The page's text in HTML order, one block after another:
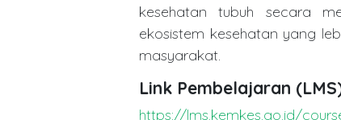
kesehatan tubuh secara
ekosistem kesehatan yang
masyarakat.
Link Pembelajaran
https://lms.kemkes.go.id/